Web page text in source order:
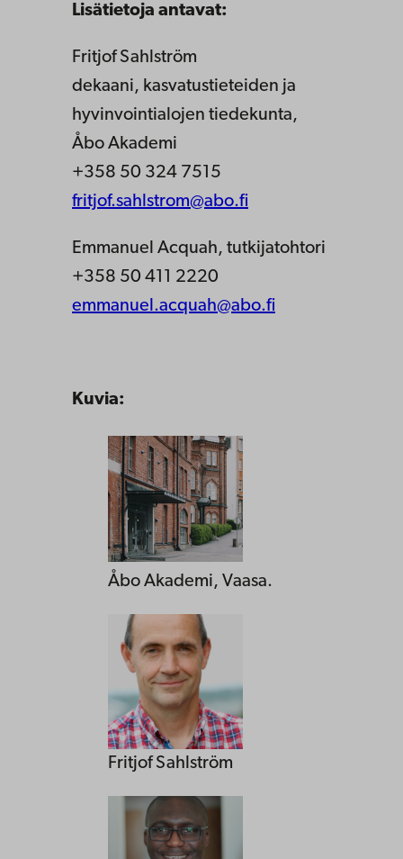
Lisätietoja antavat:
Fritjof Sahlström
dekaani, kasvatustieteiden ja
hyvinvointialojen tiedekunta,
Åbo Akademi
+358 50 324 7515
fritjof.sahlstrom@abo.fi
Emmanuel Acquah, tutkijatohtori
+358 50 411 2220
emmanuel.acquah@abo.fi
Kuvia:
Åbo Akademi, Vaasa.
Fritjof Sahlström